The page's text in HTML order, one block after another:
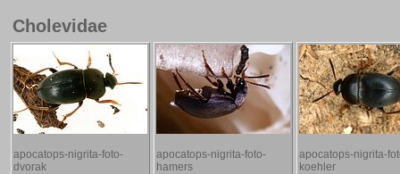
Cholevidae
apocatops-nigrita-foto-
dvorak
apocatops-nigrita-foto-
hamers
apocatops-nigrita-
koehler